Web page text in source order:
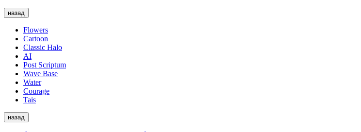
назад
Flowers
Cartoon
Classic Halo
AI
Post Scriptum
Wave Base
Water
Courage
Tais
назад